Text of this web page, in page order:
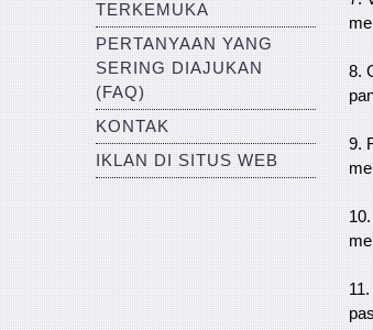
TERKEMUKA
PERTANYAAN YANG
SERING DIAJUKAN
(FAQ)
KONTAK
IKLAN DI SITUS WEB
8.
9.